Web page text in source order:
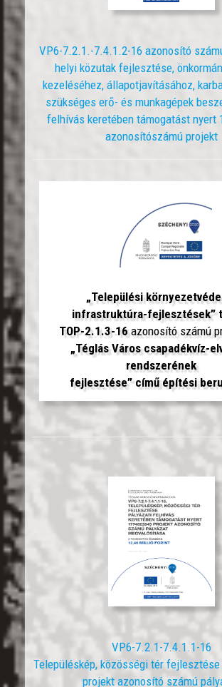
VP6-7.2.1.-7.4.1.2-16 azonosító
helyi közutak fejlesztése,
kezeléséhez, állapotjavításához,
szükséges erő- és munkagépek
felhívás keretében támogatást nyert
azonosítószámú projekt
„Települési
infrastruktúra-fejlesztések”
TOP-2.1.3-16azonosító számú
„Téglás Város csapadékvíz-
rendszerének
fejlesztése”címűépítési
VP6-7.2.1-7.4.1.1-16
Településkép, közösségi tér
projekt azonosító számú